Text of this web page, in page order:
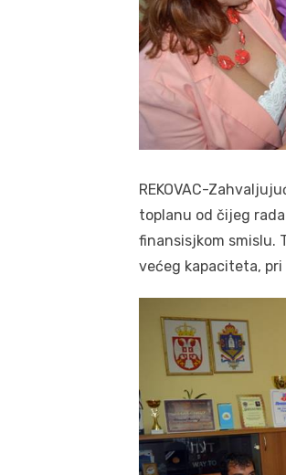
REKOVAC-
toplanu od čijeg
finansisjkom smislu.
većeg kapaciteta, pri